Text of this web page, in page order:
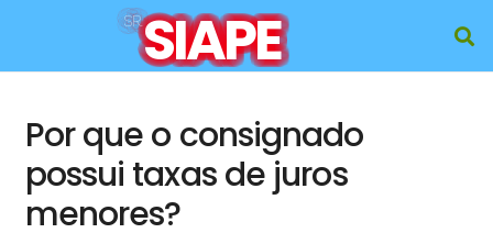
SR.SIAPE
Por que o consignado
possui taxas de juros
menores?